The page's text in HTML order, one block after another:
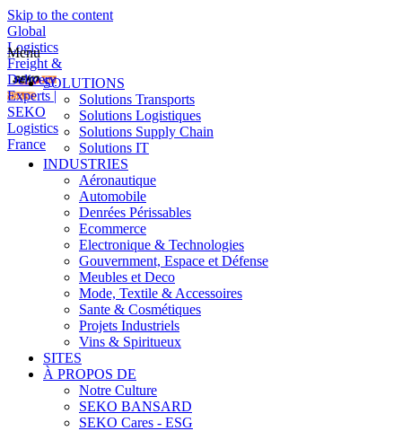
Skip to the content
Global
Logistics
Freight &
Delivery
Experts |
SEKO
Logistics
France
Menu
SOLUTIONS
Solutions Transports
Solutions Logistiques
Solutions Supply Chain
Solutions IT
INDUSTRIES
Aéronautique
Automobile
Denrées Périssables
Ecommerce
Electronique & Technologies
Gouvernment, Espace et Défense
Meubles et Deco
Mode, Textile & Accessoires
Sante & Cosmétiques
Projets Industriels
Vins & Spiritueux
SITES
À PROPOS DE
Notre Culture
SEKO BANSARD
SEKO Cares - ESG